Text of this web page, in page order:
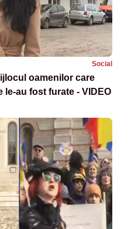
Social
oamenilor care
au fost furate - VIDEO